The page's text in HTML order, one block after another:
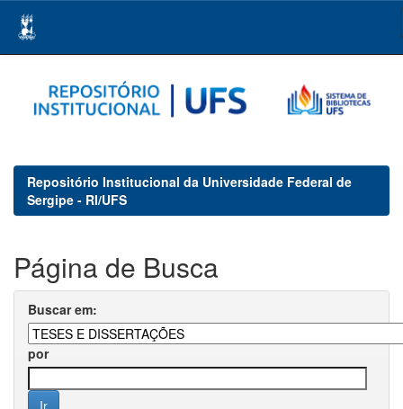
navigation
Repositório Institucional da Universidade Federal de
Sergipe - RI/UFS
Página de Busca
Buscar em:
por